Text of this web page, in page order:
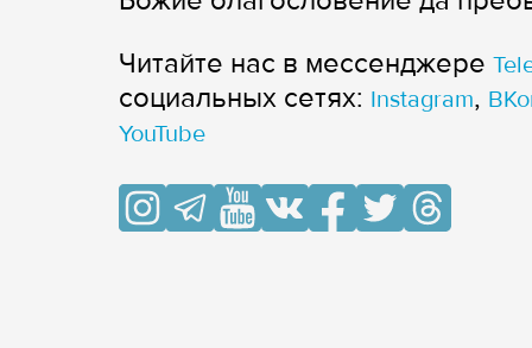
Читайте нас в мессенджере
cоциальных сетях: Instagram,
YouTube